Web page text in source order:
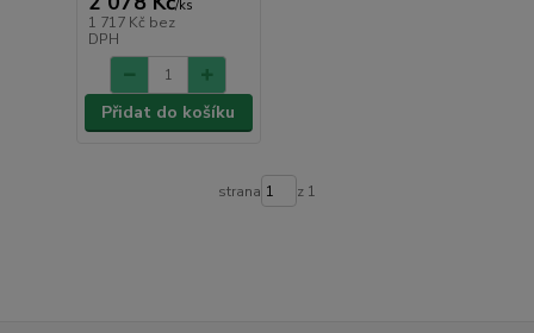
/ks
1 717 Kč bez
DPH
Přidat do košíku
strana z 1